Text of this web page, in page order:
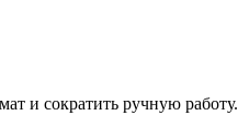
и сократить ручную работу.